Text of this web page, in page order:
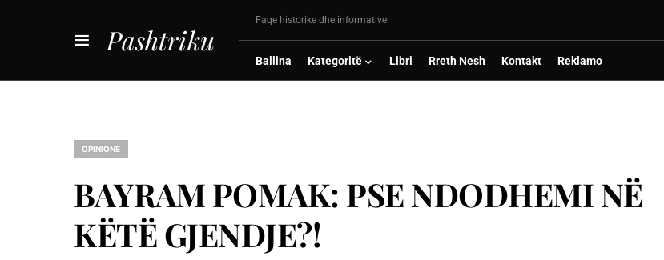
Pashtriku
Faqe historike dhe informative.
Ballina Kategoritë Libri Rreth Nesh Kontakt Reklamo
OPINIONE
BAYRAM POMAK: PSE NDODHEMI NË
KËTË GJENDJE?!